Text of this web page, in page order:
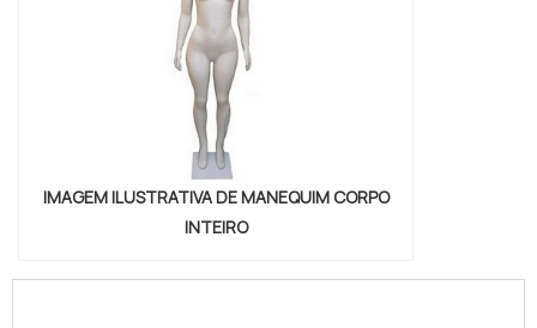
IMAGEM ILUSTRATIVA DE MANEQUIM CORPO
INTEIRO